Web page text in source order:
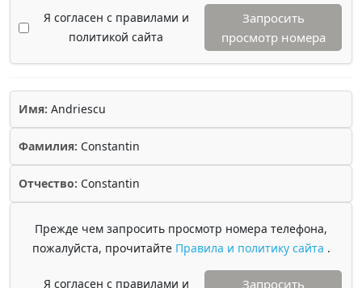
Я согласен с правилами и
политикой сайта
Запросить
просмотр номера
Имя: Andriescu
Фамилия: Constantin
Отчество: Constantin
Прежде чем запросить просмотр номера телефона,
пожалуйста, прочитайте Правила и политику сайта .
Я согласен с правилами и
Запросить